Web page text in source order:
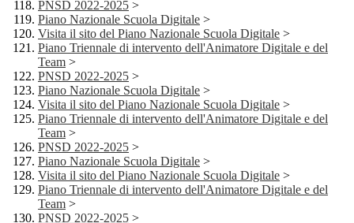
PNSD 2022-2025 >
Piano Nazionale Scuola Digitale >
Visita il sito del Piano Nazionale Scuola Digitale >
Piano Triennale di intervento dell'Animatore Digitale e del
Team >
PNSD 2022-2025 >
Piano Nazionale Scuola Digitale >
Visita il sito del Piano Nazionale Scuola Digitale >
Piano Triennale di intervento dell'Animatore Digitale e del
Team >
PNSD 2022-2025 >
Piano Nazionale Scuola Digitale >
Visita il sito del Piano Nazionale Scuola Digitale >
Piano Triennale di intervento dell'Animatore Digitale e del
Team >
PNSD 2022-2025 >